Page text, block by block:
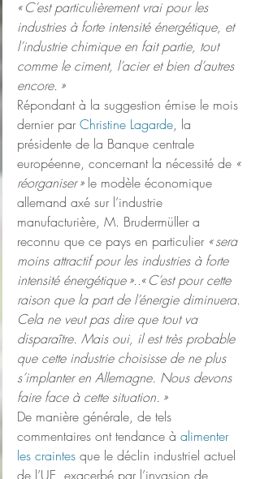
« C’est particulièrement vrai pour les
industries à forte intensité énergétique, et
l’industrie chimique en fait partie, tout
comme le ciment, l’acier et bien d’autres
encore. »
Répondant à la suggestion émise le mois
dernier par Christine Lagarde, la
présidente de la Banque centrale
européenne, concernant la nécessité de «
réorganiser » le modèle économique
allemand axé sur l’industrie
manufacturière, M. Brudermüller a
reconnu que ce pays en particulier « sera
moins attractif pour les industries à forte
intensité énergétique »..« C’est pour cette
raison que la part de l’énergie diminuera.
Cela ne veut pas dire que tout va
disparaître. Mais oui, il est très probable
que cette industrie choisisse de ne plus
s’implanter en Allemagne. Nous devons
faire face à cette situation. »
De manière générale, de tels
commentaires ont tendance à alimenter
les craintes que le déclin industriel actuel
de l’UE, exacerbé par l’invasion de